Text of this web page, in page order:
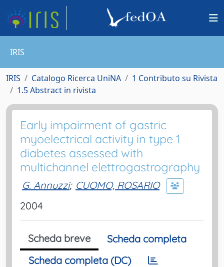
IRIS
IRIS Catalogo Ricerca UniNA
1 Contributo su Rivista
1.5 Abstract in rivista
Early impairment of gastric
myoelectrical activity in type 1
diabetes assessed with
multichannel elettrogastrography
G. Annuzzi; CUOMO, ROSARIO
2004
Scheda breve
Scheda completa
Scheda completa (DC)